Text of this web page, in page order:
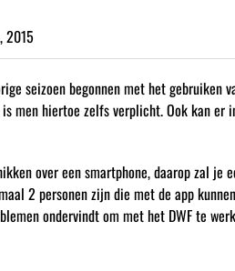
2015
seizoen begonnen met het
is men hiertoe zelfs verplicht. Ook kan
over een smartphone, daarop zal je
2 personen zijn die met de app
ondervindt om met het DWF te